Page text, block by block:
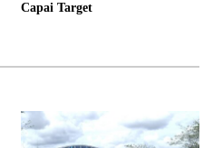
Capai Target